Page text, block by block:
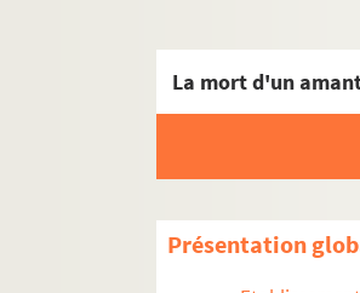
La mort d'un
Présentation
ALB 3.1. Carte de
Les dignités du